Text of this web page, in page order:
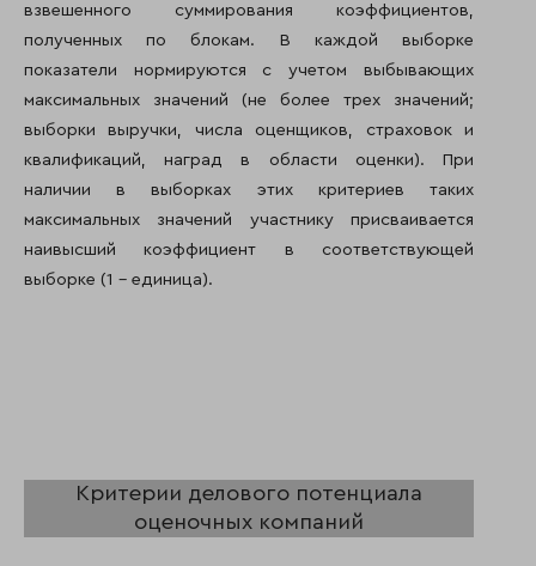
взвешенного суммирования коэффициентов,
полученных по блокам. В каждой выборке
показатели нормируются с учетом выбывающих
максимальных значений (не более трех значений;
выборки выручки, числа оценщиков, страховок и
квалификаций, наград в области оценки). При
наличии в выборках этих критериев таких
максимальных значений участнику присваивается
наивысший коэффициент в соответствующей
выборке (1 – единица).
Критерии делового потенциала
оценочных компаний